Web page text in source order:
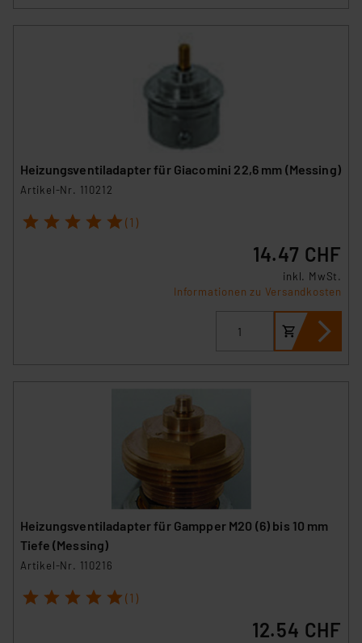
Heizungsventiladapter für Giacomini 22,6 mm (Messing)
Artikel-Nr. 110212
1 2 3 4 5 (1)
14.47 CHF
inkl. MwSt.
Informationen zu Versandkosten
Heizungsventiladapter für Gampper M20 (6) bis 10 mm
Tiefe (Messing)
Artikel-Nr. 110216
1 2 3 4 5 (1)
12.54 CHF